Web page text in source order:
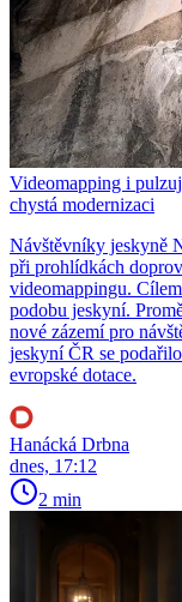
Videomapping i
chystá modernizaci
Návštěvníky jeskyně
při prohlídkách
videomappingu.
podobu jeskyní.
nové zázemí pro
jeskyní ČR se
evropské dotace.
Hanácká Drbna
dnes, 17:12
2 min